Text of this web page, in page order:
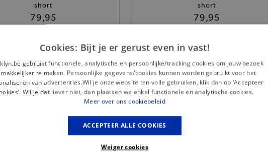
short
79,95
short
79,95
5%klantenkaartkorting
Cookies: Bijt je er gerust even in vast!
gebruikt functionele, analytische en persoonlijke/tracking cookies om jouw bezoek
te maken. Persoonlijke gegevens/cookies kunnen worden gebruikt voor het
van advertenties.Wil je onze website ten volle gebruiken, klik dan op ‘Accepteer
Wil je dat liever niet, dan plaatsen we enkel functionele en analytische cookies.
Meer over ons cookiebeleid
ACCEPTEER ALLE COOKIES
Weiger cookies